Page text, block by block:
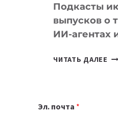
Подкасты
выпусков о
ИИ-агентах
ЧИТАТЬ ДАЛЕЕ
Эл. почта *